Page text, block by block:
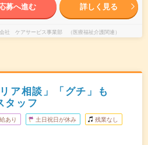
募へ進む 詳しく見る
社 ケアサービス事業部 （医療福祉介護関連）
ア相談」「グチ」も
タッフ
あり 土日祝日が休み 残業なし